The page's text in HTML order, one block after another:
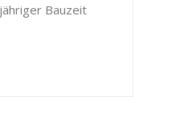
Bauzeit